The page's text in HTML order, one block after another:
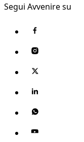
Segui Avvenire su